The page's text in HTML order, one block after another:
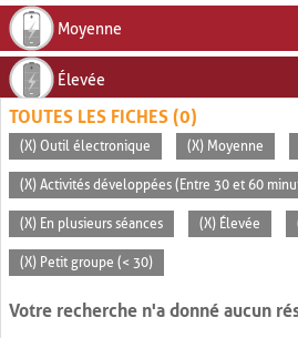
Moyenne
Élevée
TOUTES LES FICHES (0)
(X) Outil électronique (X) Moyenne
(X) Activités développées (Entre 30 et 60
(X) En plusieurs séances (X) Élevée
(X) Petit groupe (< 30)
Votre recherche n'a donné aucun